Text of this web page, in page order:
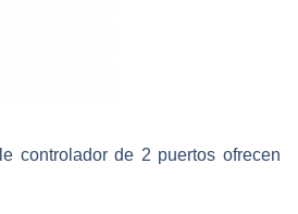
controlador de 2 puertos ofrecen